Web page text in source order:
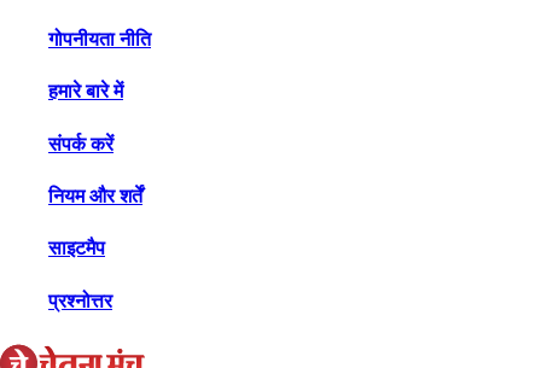
गोपनीयता नीति
हमारे बारे में
संपर्क करें
नियम और शर्तें
साइटमैप
प्रश्नोत्तर